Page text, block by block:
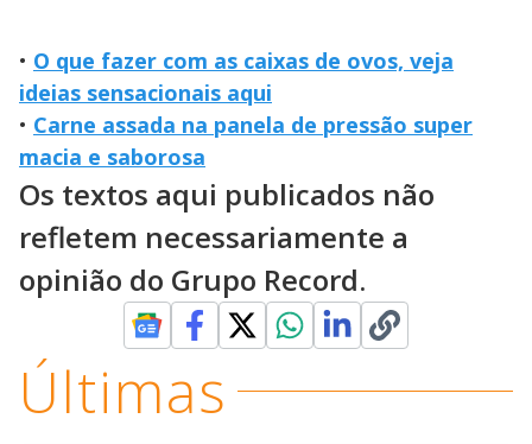
• O que fazer com as caixas de ovos, veja
ideias sensacionais aqui
• Carne assada na panela de pressão super
macia e saborosa
Os textos aqui publicados não
refletem necessariamente a
opinião do Grupo Record.
Últimas